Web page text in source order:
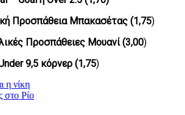
Προσπάθεια Μπακασέτας (1,75)
Προσπάθειες Μουανί (3,00)
9,5 κόρνερ (1,75)
η νίκη
στο Ρίο